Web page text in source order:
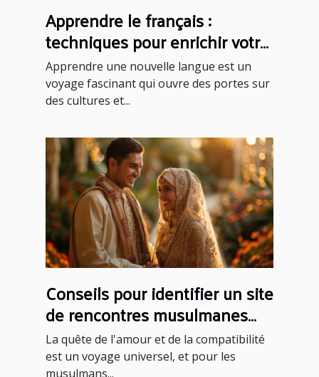
Apprendre le français :
techniques pour enrichir votre
vocabulaire
Apprendre une nouvelle langue est un
voyage fascinant qui ouvre des portes sur
des cultures et...
Conseils pour identifier un site
de rencontres musulmanes
fiable et sérieux
La quête de l'amour et de la compatibilité
est un voyage universel, et pour les
musulmans...